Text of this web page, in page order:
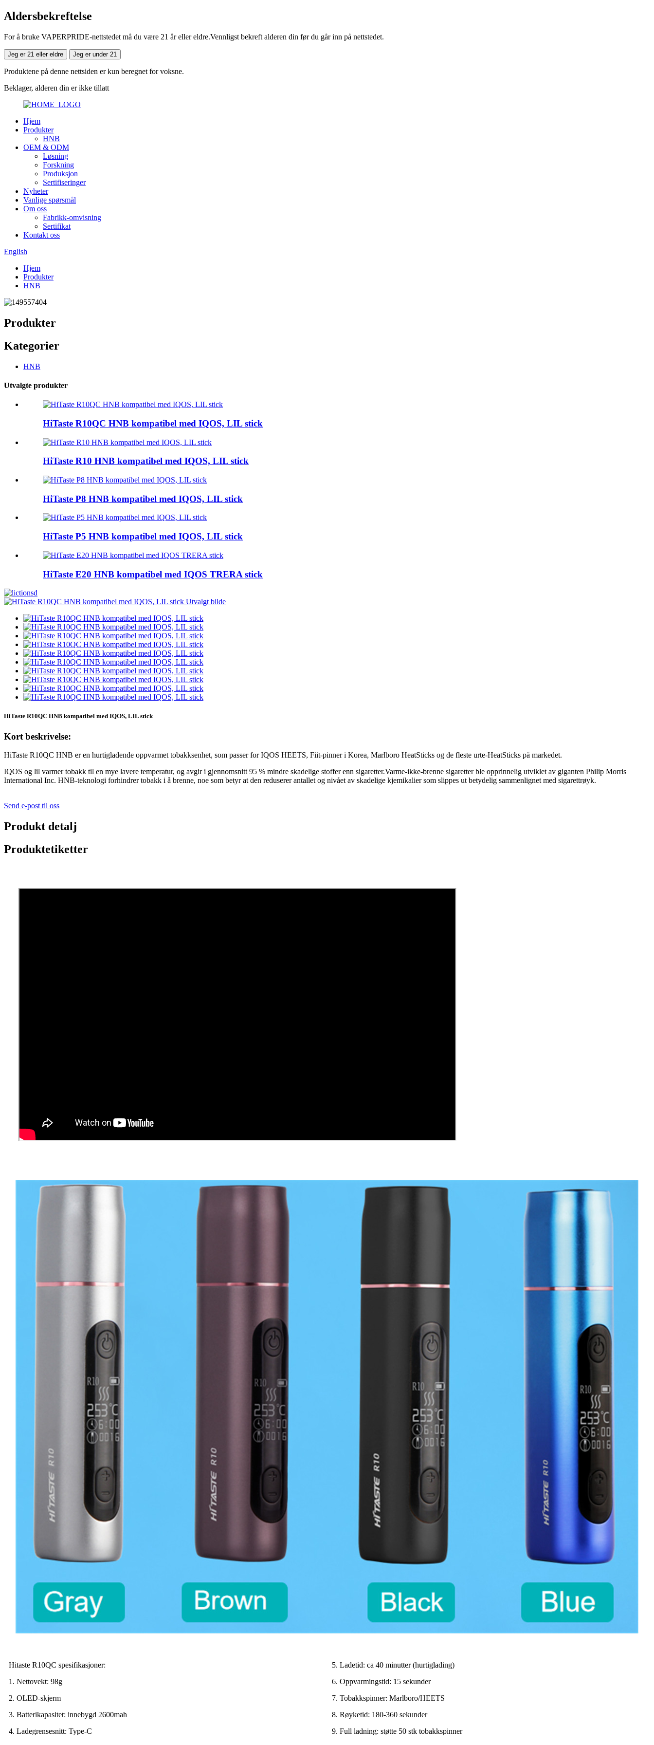
Aldersbekreftelse
For å bruke VAPERPRIDE-nettstedet må du være 21 år eller eldre.Vennligst bekreft alderen din før du går inn på nettstedet.
Jeg er 21 eller eldre Jeg er under 21
Produktene på denne nettsiden er kun beregnet for voksne.
Beklager, alderen din er ikke tillatt
Hjem
Produkter
HNB
OEM & ODM
Løsning
Forskning
Produksjon
Sertifiseringer
Nyheter
Vanlige spørsmål
Om oss
Fabrikk-omvisning
Sertifikat
Kontakt oss
English
Hjem
Produkter
HNB
Produkter
Kategorier
HNB
Utvalgte produkter
HiTaste R10QC HNB kompatibel med IQOS, LIL stick
HiTaste R10 HNB kompatibel med IQOS, LIL stick
HiTaste P8 HNB kompatibel med IQOS, LIL stick
HiTaste P5 HNB kompatibel med IQOS, LIL stick
HiTaste E20 HNB kompatibel med IQOS TRERA stick
HiTaste R10QC HNB kompatibel med IQOS, LIL stick
Kort beskrivelse:
HiTaste R10QC HNB er en hurtigladende oppvarmet tobakksenhet, som passer for IQOS HEETS, Fiit-pinner i Korea, Marlboro HeatSticks og de fleste urte-HeatSticks på markedet.
IQOS og lil varmer tobakk til en mye lavere temperatur, og avgir i gjennomsnitt 95 % mindre skadelige stoffer enn sigaretter.Varme-ikke-brenne sigaretter ble opprinnelig utviklet av giganten Philip Morris
International Inc. HNB-teknologi forhindrer tobakk i å brenne, noe som betyr at den reduserer antallet og nivået av skadelige kjemikalier som slippes ut betydelig sammenlignet med sigarettrøyk.
Send e-post til oss
Produkt detalj
Produktetiketter
Hitaste R10QC spesifikasjoner:
1. Nettovekt: 98g
2. OLED-skjerm
3. Batterikapasitet: innebygd 2600mah
4. Ladegrensesnitt: Type-C
5. Ladetid: ca 40 minutter (hurtiglading)
6. Oppvarmingstid: 15 sekunder
7. Tobakkspinner: Marlboro/HEETS
8. Røyketid: 180-360 sekunder
9. Full ladning: støtte 50 stk tobakkspinner